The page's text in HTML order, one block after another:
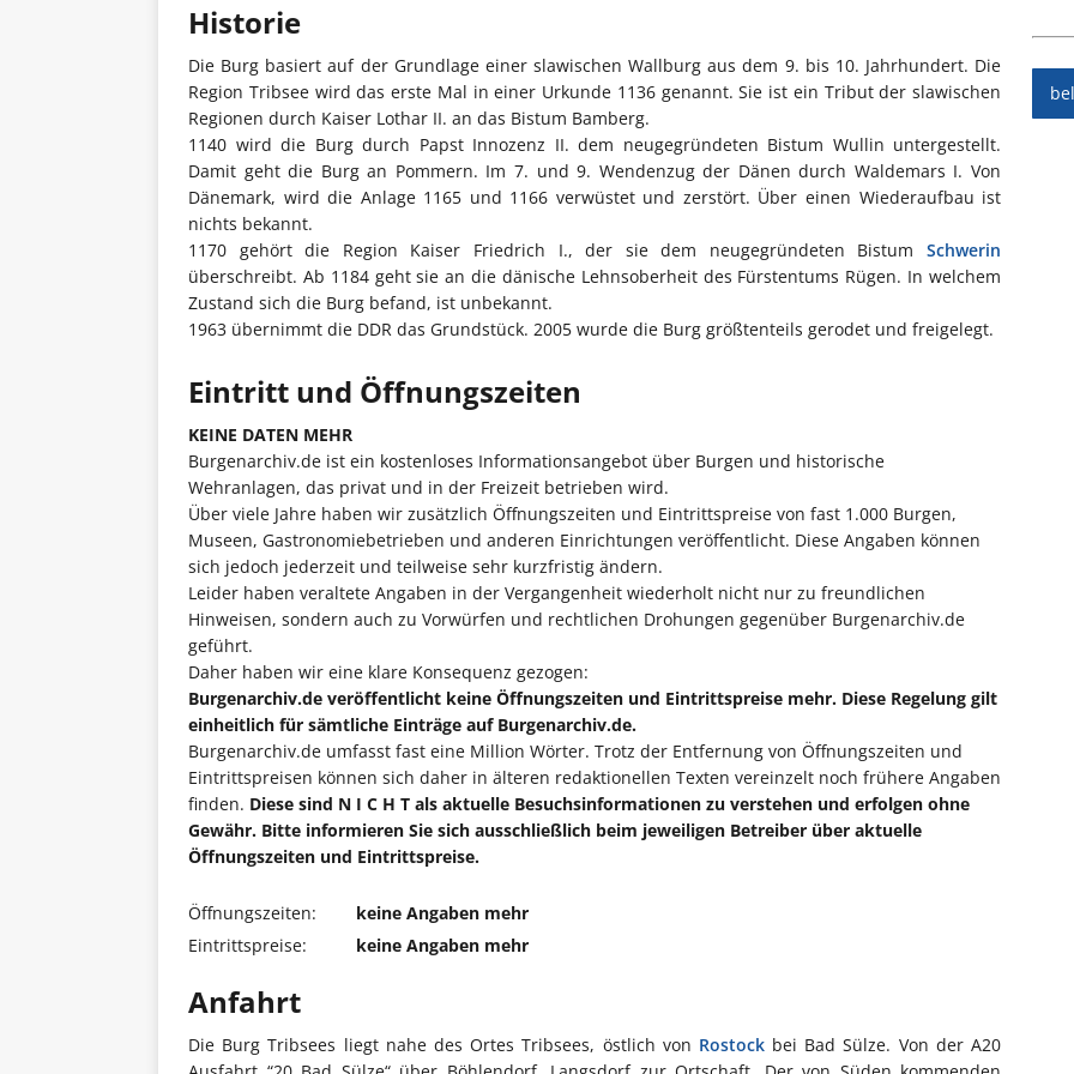
Historie
Die Burg basiert auf der Grundlage einer slawischen Wallburg aus dem 9. bis 10. Jahrhundert. Die
Region Tribsee wird das erste Mal in einer Urkunde 1136 genannt. Sie ist ein Tribut der slawischen
Regionen durch Kaiser Lothar II. an das Bistum Bamberg.
1140 wird die Burg durch Papst Innozenz II. dem neugegründeten Bistum Wullin untergestellt.
Damit geht die Burg an Pommern. Im 7. und 9. Wendenzug der Dänen durch Waldemars I. Von
Dänemark, wird die Anlage 1165 und 1166 verwüstet und zerstört. Über einen Wiederaufbau ist
nichts bekannt.
1170 gehört die Region Kaiser Friedrich I., der sie dem neugegründeten BistumSchwerin
überschreibt. Ab 1184 geht sie an die dänische Lehnsoberheit des Fürstentums Rügen. In welchem
Zustand sich die Burg befand, ist unbekannt.
1963 übernimmt die DDR das Grundstück. 2005 wurde die Burg größtenteils gerodet und freigelegt.
Eintritt und Öffnungszeiten
KEINE DATEN MEHR
Burgenarchiv.de ist ein kostenloses Informationsangebot über Burgen und historische
Wehranlagen, das privat und in der Freizeit betrieben wird.
Über viele Jahre haben wir zusätzlich Öffnungszeiten und Eintrittspreise von fast 1.000 Burgen,
Museen, Gastronomiebetrieben und anderen Einrichtungen veröffentlicht. Diese Angaben können
sich jedoch jederzeit und teilweise sehr kurzfristig ändern.
Leider haben veraltete Angaben in der Vergangenheit wiederholt nicht nur zu freundlichen
Hinweisen, sondern auch zu Vorwürfen und rechtlichen Drohungen gegenüber Burgenarchiv.de
geführt.
Daher haben wir eine klare Konsequenz gezogen:
Burgenarchiv.de veröffentlicht keine Öffnungszeiten und Eintrittspreise mehr. Diese Regelung gilt
einheitlich für sämtliche Einträge auf Burgenarchiv.de.
Burgenarchiv.de umfasst fast eine Million Wörter. Trotz der Entfernung von Öffnungszeiten und
Eintrittspreisen können sich daher in älteren redaktionellen Texten vereinzelt noch frühere Angaben
finden. Diese sind N I C H T als aktuelle Besuchsinformationen zu verstehen und erfolgen ohne
Gewähr. Bitte informieren Sie sich ausschließlich beim jeweiligen Betreiber über aktuelle
Öffnungszeiten und Eintrittspreise.
Öffnungszeiten:
keine Angaben mehr
Eintrittspreise:
keine Angaben mehr
Anfahrt
Die Burg Tribsees liegt nahe des Ortes Tribsees, östlich von Rostockbei Bad Sülze. Von der A20